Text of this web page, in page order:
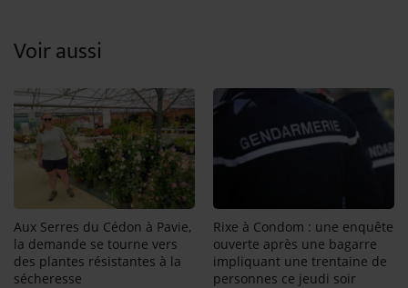
Voir aussi
Aux Serres du Cédon à Pavie,
la demande se tourne vers
des plantes résistantes à la
sécheresse
Rixe à Condom : une enquête
ouverte après une bagarre
impliquant une trentaine de
personnes ce jeudi soir